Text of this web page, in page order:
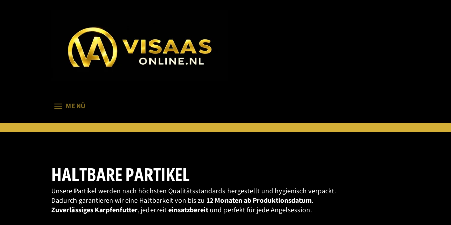
MENÜ
HALTBARE PARTIKEL
Unsere Partikel werden nach höchsten Qualitätsstandards hergestellt und hygienisch verpackt.
Dadurch garantieren wir eine Haltbarkeit von bis zu 12 Monaten ab Produktionsdatum.
Zuverlässiges Karpfenfutter, jederzeiteinsatzbereit und perfekt für jede Angelsession.